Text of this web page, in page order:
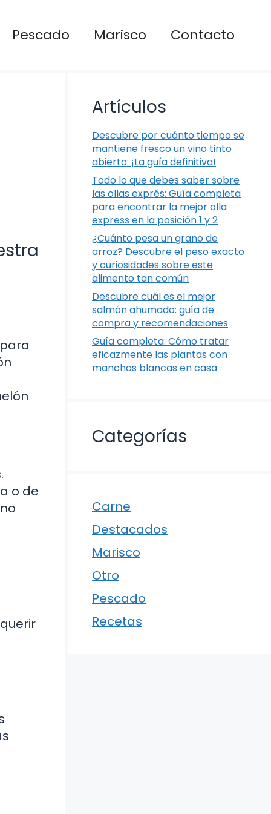
Pescado Marisco Contacto
o de
Artículos
Descubre por cuánto tiempo se
mantiene fresco un vino tinto
abierto: ¡La guía definitiva!
Todo lo que debes saber sobre
las ollas exprés: Guía completa
para encontrar la mejor olla
express en la posición 1 y 2
¿Cuánto pesa un grano de
arroz? Descubre el peso exacto
y curiosidades sobre este
alimento tan común
Descubre cuál es el mejor
salmón ahumado: guía de
compra y recomendaciones
Guía completa: Cómo tratar
eficazmente las plantas con
manchas blancas en casa
Categorías
Carne
Destacados
Marisco
Otro
Pescado
Recetas